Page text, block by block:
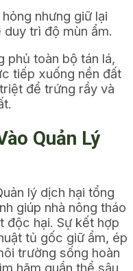
nhưng giữ lại
trì độ mùn ẩm.
phủ toàn bộ tán lá,
tiếp xuống nền đất
để trứng rầy và
Quản Lý
lý dịch hại tổng
giúp nhà nông tháo
độc hại. Sự kết hợp
tủ gốc giữ ẩm, ép
trường sống hoàn
hãm quần thể sâu